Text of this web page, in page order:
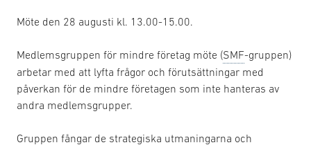
Möte den 28 augusti kl. 13.00-15.00.
Medlemsgruppen för mindre företag möte (SMF-gruppen)
arbetar med att lyfta frågor och förutsättningar med
påverkan för de mindre företagen som inte hanteras av
andra medlemsgrupper.
Gruppen fångar de strategiska utmaningarna och